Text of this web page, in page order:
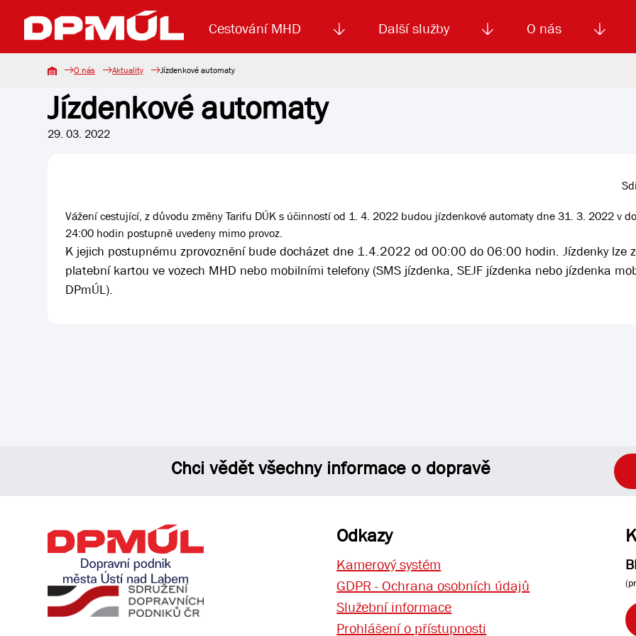
Cestování MHD
Uzavření mostu Dr. E. Beneše Koupit jízdenku
Další služby
Lanová dráha Reklama
O nás
Základní údaje Aktuality
O nás Aktuality Jízdenkové automaty
Jízdenkové automaty
29. 03. 2022
Vážení cestující, z důvodu změny Tarifu DÚK s účinností od 1. 4. 2022 budou jízdenkové automaty dne 31. 3. 2022 v
24:00 hodin postupně uvedeny mimo provoz.
K jejich postupnému zprovoznění bude docházet dne 1.4.2022 od 00:00 do 06:00 hodin. Jízdenky lze
platební kartou ve vozech MHD nebo mobilními telefony (SMS jízdenka, SEJF jízdenka nebo jízdenka
DPmÚL).
Chci vědět všechny informace o dopravě
Odkazy
Kamerový systém
GDPR - Ochrana osobních údajů
Služební informace
Prohlášení o přístupnosti